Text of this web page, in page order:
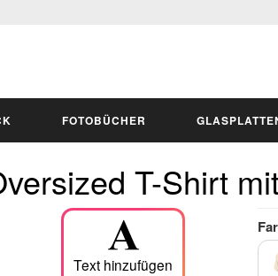
FOTOBÜCHER
T-Shirt
Text hinzufügen